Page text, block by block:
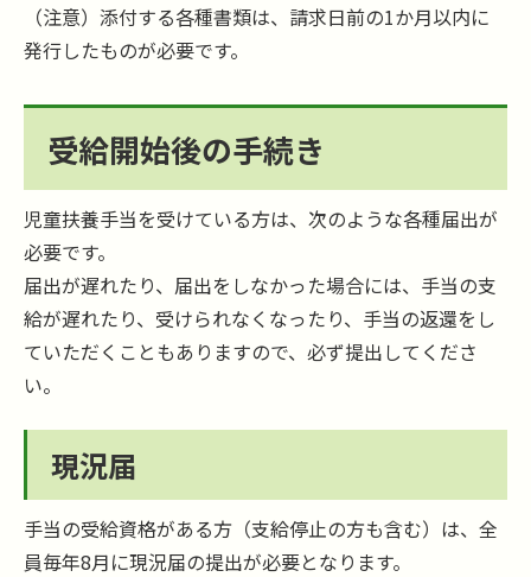
（注意）添付する各種書類は、請求日前の1か月以内に
発行したものが必要です。
受給開始後の手続き
児童扶養手当を受けている方は、次のような各種届出が
必要です。
届出が遅れたり、届出をしなかった場合には、手当の支
給が遅れたり、受けられなくなったり、手当の返還をし
ていただくこともありますので、必ず提出してくださ
い。
現況届
手当の受給資格がある方（支給停止の方も含む）は、全
員毎年8月に現況届の提出が必要となります。